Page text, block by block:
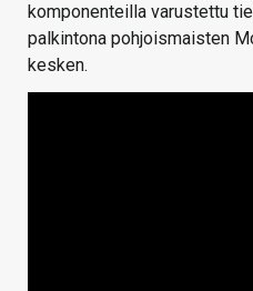
komponenteilla varustettu
palkintona pohjoismaisten
kesken.